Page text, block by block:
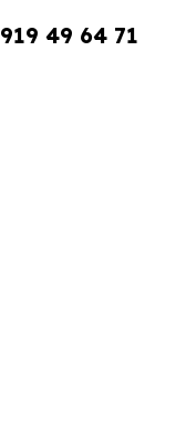
919 49 64 71